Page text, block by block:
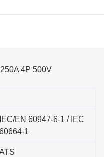
4P 500V
IEC/EN 60947-6-1 / IEC
1